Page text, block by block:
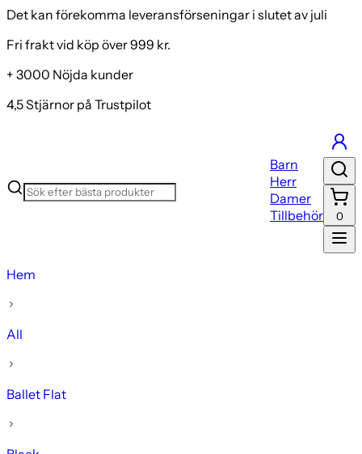
Det kan förekomma leveransförseningar i slutet av juli
Fri frakt vid köp över 999 kr.
+ 3000 Nöjda kunder
4,5 Stjärnor på Trustpilot
Barn
Herr
Damer
Tillbehör
0
Hem
All
Ballet Flat